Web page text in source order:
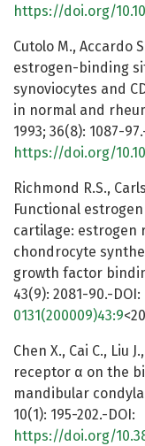
https://doi.org/
Cutolo M., Accardo
estrogen-binding
synoviocytes and
in normal and
1993; 36(8): 1087-
https://doi.org/
Richmond R.S.,
Functional
cartilage: estrogen
chondrocyte
growth factor
43(9): 2081-90.-DOI:
0131(200009)43:9
Chen X., Cai C., Liu
receptor α on the
mandibular
10(1): 195-202.-DOI:
https://doi.org/